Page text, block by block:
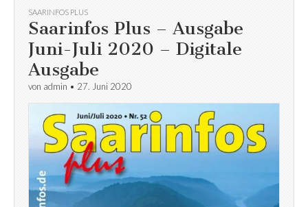
SAARINFOS PLUS
Saarinfos Plus – Ausgabe
Juni-Juli 2020 – Digitale
Ausgabe
von admin • 27. Juni 2020